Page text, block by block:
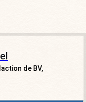
de BV,